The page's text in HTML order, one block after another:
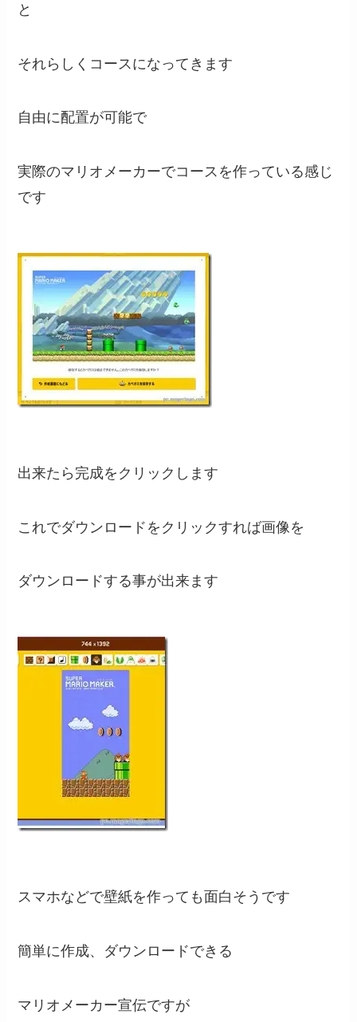
と
それらしくコースになってきます
自由に配置が可能で
実際のマリオメーカーでコースを作っている感じ
です
出来たら完成をクリックします
これでダウンロードをクリックすれば画像を
ダウンロードする事が出来ます
スマホなどで壁紙を作っても面白そうです
簡単に作成、ダウンロードできる
マリオメーカー宣伝ですが